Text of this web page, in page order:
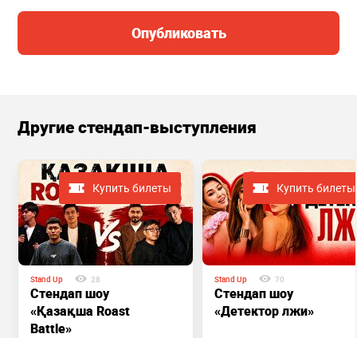
Опубликовать
Другие стендап-выступления
Купить билеты
Stand Up 28
Стендап шоу
«Қазақша Roast
Battle»
Купить билеты
Stand Up 70
Стендап шоу
«Детектор лжи»